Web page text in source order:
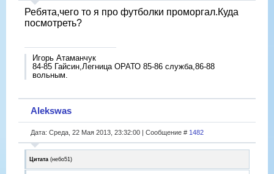
Ребята,чего то я про футболки проморгал.Куда
посмотреть?
Игорь Атаманчук
84-85 Гайсин,Легница ОРАТО 85-86 служба,86-88
вольным.
Alekswas
Дата: Среда, 22 Мая 2013, 23:32:00 | Сообщение # 1482
Цитата (небо51 )